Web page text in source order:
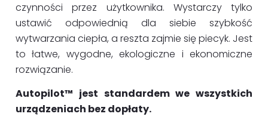
czynności przez użytkownika. Wystarczy tylko
ustawić odpowiednią dla siebie szybkość
wytwarzania ciepła, a reszta zajmie się piecyk. Jest
to łatwe, wygodne, ekologiczne i ekonomiczne
rozwiązanie.
Autopilot™ jest standardem we wszystkich
urządzeniach bez dopłaty.